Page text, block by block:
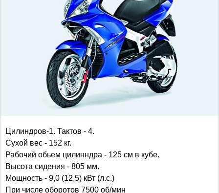
Цилиндров-1. Тактов - 4.
Сухой вес - 152 кг.
Рабочий обьем цилинндра - 125 см в кубе.
Высота сидения - 805 мм.
Мощность - 9,0 (12,5) кВт (л.с.)
При числе оборотов 7500 об/мин